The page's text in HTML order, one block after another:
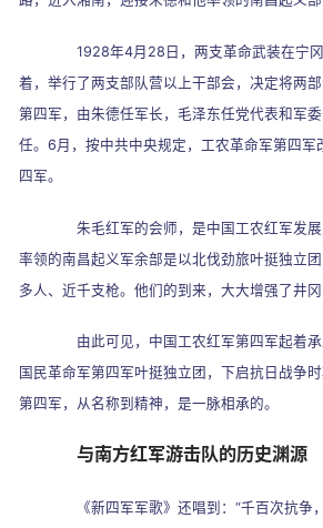
1928年4月 28 日，两支革命武装在宁
着，举行了两支部队营以上干部会，决定将两
第四军，由朱德任军长，毛泽东任党代表和军
任。 6 月，按中共中央规定，工农革命军第四军
四军。
朱毛红军的会师，是中国工农红军发展
率领的南昌起义军余部是以北伐劲旅叶挺独立
多人、近千支枪。他们的到来，大大增强了井冈
由此可见，中国工农红军第四军起着承
国民革命军第四军叶挺独立团，下启抗日战争
第四军，从名称到精神，是一脉相承的。
与南方红军游击队的历史渊源
《新四军军歌》还唱到： “千百次抗争